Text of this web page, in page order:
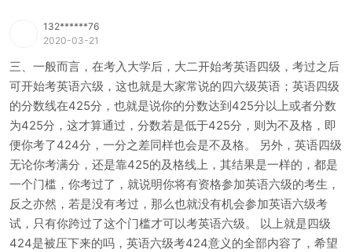
132******76
2020-03-21
三、一般而言，在考入大学后，大二开始考英语四级，考过之后
可开始考英语六级，这也就是大家常说的四六级英语；英语四级
的分数线在425分，也就是说你的分数达到425分以上或者分数
为425分，这才算通过，分数若是低于425分，则为不及格，即
便你考了424分，一分之差同样也会是不及格。 另外，英语四级
无论你考满分，还是靠425的及格线上，其结果是一样的，都是
一个门槛，你考过了，就说明你将有资格参加英语六级的考生，
反之亦然，若是没有考过，那么也就没有机会参加英语六级考
试，只有你跨过了这个门槛才可以考英语六级。 以上就是四级
424是被压下来的吗，英语六级考424意义的全部内容了，希望